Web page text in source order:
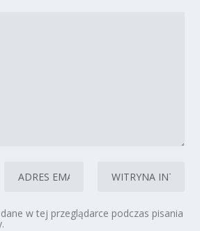
w tej przeglądarce podczas pisania